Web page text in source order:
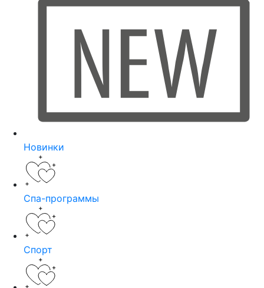
Новинки
Спа-программы
Спорт